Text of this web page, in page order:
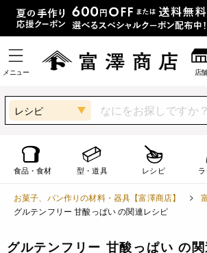
メニュー 店舗
レシピ
食品・食材 型・道具 レシピ
お菓子、パン作りの材料・器具【富澤商店】
グルテンフリー 甘酸っぱい の関連レシピ
グルテンフリー 甘酸っぱい の